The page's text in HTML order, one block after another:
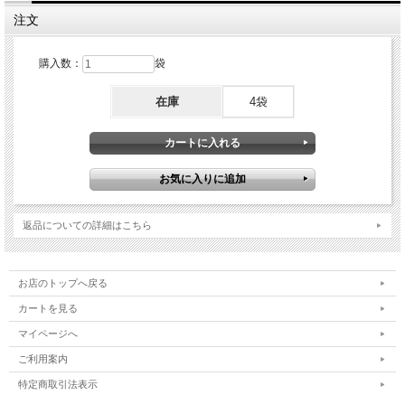
注文
購入数： 袋
在庫 4袋
返品についての詳細はこちら
お店のトップへ戻る
カートを見る
マイページへ
ご利用案内
特定商取引法表示